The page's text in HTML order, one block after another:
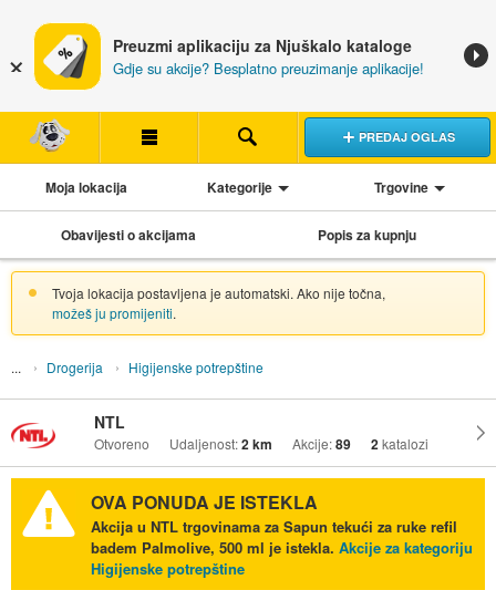
Preuzmi aplikaciju za Njuškalo kataloge
Gdje su akcije? Besplatno preuzimanje aplikacije!
PREDAJ OGLAS
Moja lokacija Kategorije Trgovine
Obavijesti o akcijama Popis za kupnju
Tvoja lokacija postavljena je automatski. Ako nije točna,
možeš ju promijeniti.
Drogerija Higijenske potrepštine
NTL
Otvoreno Udaljenost:2 km Akcije:89 2katalozi
OVA PONUDA JE ISTEKLA
Akcija u NTL trgovinama za Sapun tekući za ruke refil
badem Palmolive, 500 ml je istekla. Akcije za kategoriju
Higijenske potrepštine